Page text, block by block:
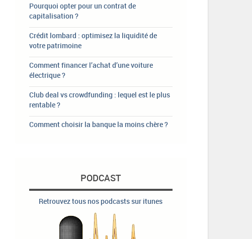
Pourquoi opter pour un contrat de
capitalisation ?
Crédit lombard : optimisez la liquidité de
votre patrimoine
Comment financer l’achat d’une voiture
électrique ?
Club deal vs crowdfunding : lequel est le plus
rentable ?
Comment choisir la banque la moins chère ?
PODCAST
Retrouvez tous nos podcasts sur itunes